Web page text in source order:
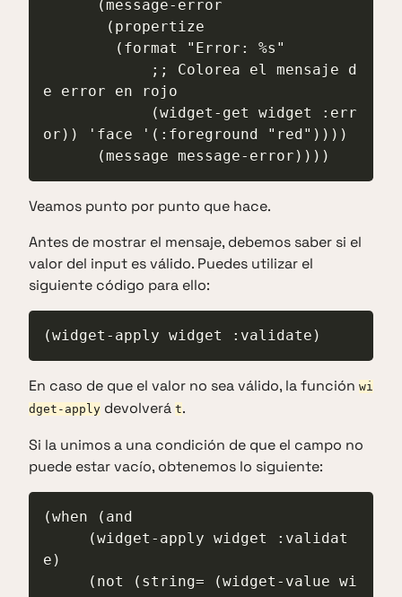
e error en rojo
or)) 'face '(:foreground "red"))))
      (message message-error))))
Veamos punto por punto que hace.
Antes de mostrar el mensaje, debemos saber si el
valor del input es válido. Puedes utilizar el
siguiente código para ello:
(widget-apply widget :validate)
En caso de que el valor no sea válido, la función wi
dget-apply devolverá t.
Si la unimos a una condición de que el campo no
puede estar vacío, obtenemos lo siguiente:
(when (and
e)